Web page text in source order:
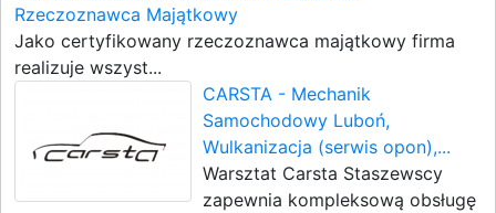
Rzeczoznawca Majątkowy
Jako certyfikowany rzeczoznawca majątkowy firma
realizuje wszyst...
CARSTA - Mechanik
Samochodowy Luboń,
Wulkanizacja (serwis opon),...
Warsztat Carsta Staszewscy
zapewnia kompleksową obsługę